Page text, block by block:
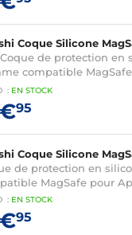
Coque Silicone
Coque de protection en
compatible
: EN STOCK
95
Coque Silicone
de protection en
MagSafe pour
: EN STOCK
95